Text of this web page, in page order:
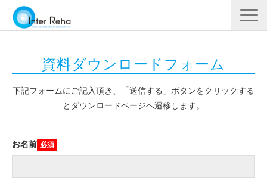
製品一覧
展示会・学会
資料ダウンロードフォーム
下記フォームにご記入頂き、「送信する」ボタンをクリックする
とダウンロードページへ遷移します。
お名前